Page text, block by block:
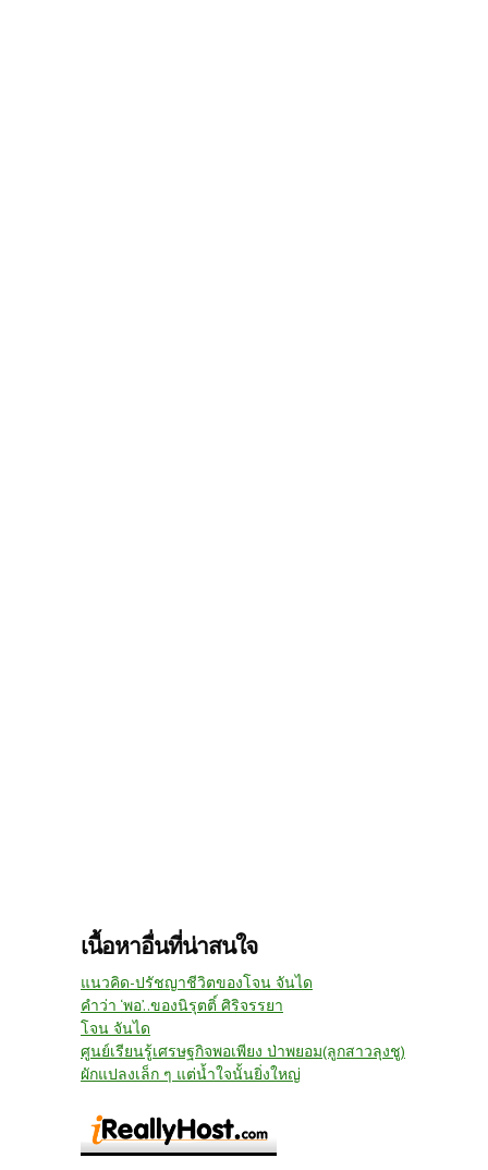
เนื้อหาอื่นที่น่าสนใจ
แนวคิด-ปรัชญาชีวิตของโจน จันได
คำว่า ‘พอ’..ของนิรุตติ์ ศิริจรรยา
โจน จันได
ศูนย์เรียนรู้เศรษฐกิจพอเพียง ป่าพยอม(ลูกสาวลุงชู)
ผักแปลงเล็ก ๆ แต่น้ำใจนั้นยิ่งใหญ่